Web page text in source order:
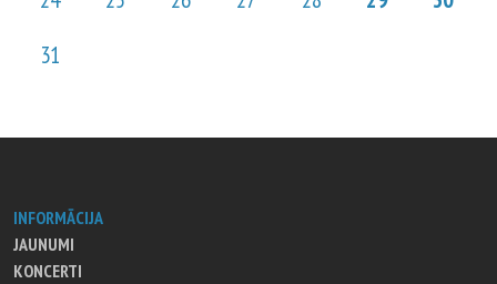
31
INFORMĀCIJA
JAUNUMI
KONCERTI